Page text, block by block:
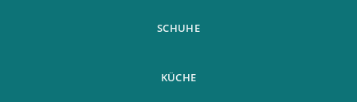
SCHUHE
KÜCHE